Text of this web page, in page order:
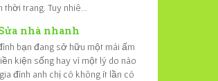
trang. Tuy nhiê...
nhà nhanh
bạn đang sở hữu một mái ấm
kiện sống hay vì một lý do nào
đình anh chị có không ít lần có